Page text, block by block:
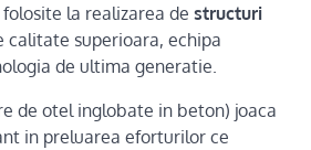
la realizarea de structuri
calitate superioara, echipa
de ultima generatie.
de otel inglobate in beton) joaca
in preluarea eforturilor ce